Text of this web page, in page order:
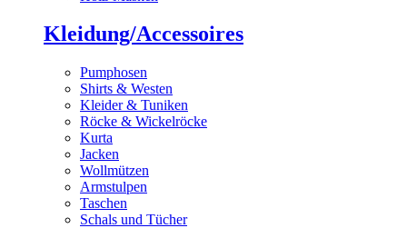
Kleidung/Accessoires
Pumphosen
Shirts & Westen
Kleider & Tuniken
Röcke & Wickelröcke
Kurta
Jacken
Wollmützen
Armstulpen
Taschen
Schals und Tücher